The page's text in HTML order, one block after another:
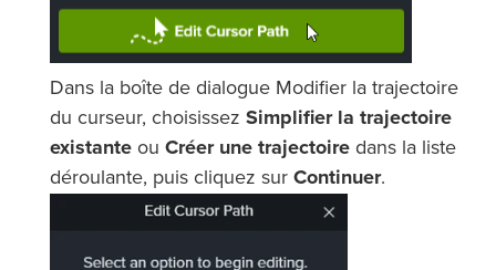
Dans la boîte de dialogue Modifier la trajectoire
du curseur, choisissez Simplifier la trajectoire
existante ou Créer une trajectoire dans la liste
déroulante, puis cliquez sur Continuer.